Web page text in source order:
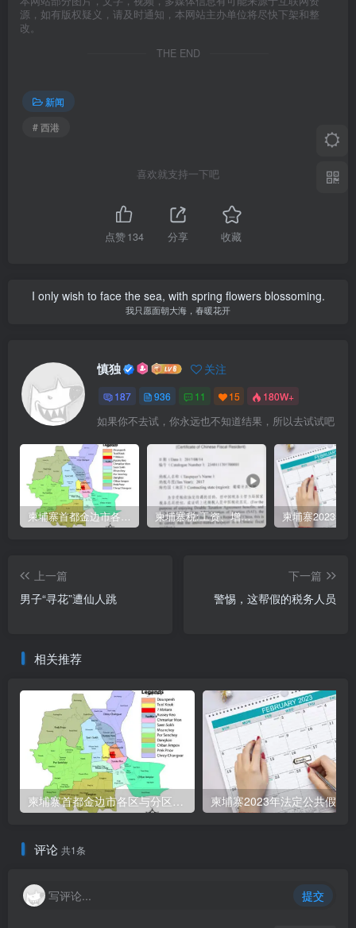
源，如有版权疑义，请及时通知，本网站主办单位将尽快下架和整
改。
THE END
新闻
# 西港
喜欢就支持一下吧
点赞134 分享 收藏
I only wish to face the sea, with spring flowers blossoming.
我只愿面朝大海，春暖花开
慎独 关注
187 936 11 15 180W+
如果你不去试，你永远也不知道结果，所以去试试吧
柬埔寨首都金边市各区与分区名称分布 柬埔寨税:工资、增值、预扣、利润、专利、产业、注册税
上一篇
男子“寻花”遭仙人跳
下一篇
警惕，这帮假的税务人员
相关推荐
柬埔寨2023年法定公共假期
评论 共1条
写评论... 提交